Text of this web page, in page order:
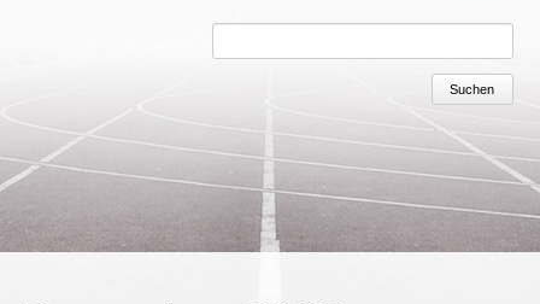
Suchen